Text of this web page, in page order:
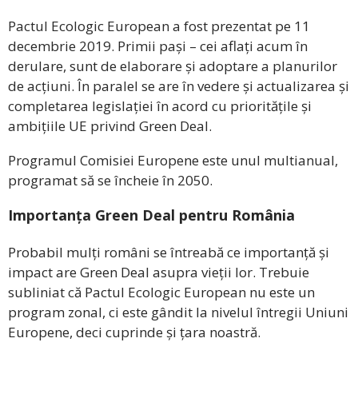
Pactul Ecologic European a fost prezentat pe 11
decembrie 2019. Primii pași – cei aflați acum în
derulare, sunt de elaborare și adoptare a planurilor
de acțiuni. În paralel se are în vedere și actualizarea și
completarea legislației în acord cu prioritățile și
ambițiile UE privind Green Deal.
Programul Comisiei Europene este unul multianual,
programat să se încheie în 2050.
Importanța Green Deal pentru România
Probabil mulți români se întreabă ce importanță și
impact are Green Deal asupra vieții lor. Trebuie
subliniat că Pactul Ecologic European nu este un
program zonal, ci este gândit la nivelul întregii Uniuni
Europene, deci cuprinde și țara noastră.